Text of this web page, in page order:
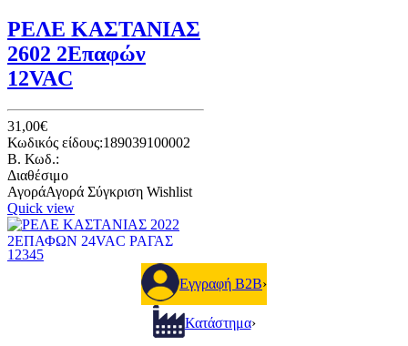
ΡΕΛΕ ΚΑΣΤΑΝΙΑΣ
2602 2Επαφών
12VAC
31,00€
Κωδικός είδους:189039100002
B. Κωδ.:
Διαθέσιμο
ΑγοράΑγορά Σύγκριση Wishlist
Quick view
ΡΕΛΕ ΚΑΣΤΑΝΙΑΣ
2022 2ΕΠΑΦΩΝ
1 2345
Εγγραφή B2B›
Κατάστημα›